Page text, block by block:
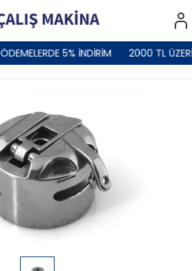
5% İNDİRİM 2000 TL